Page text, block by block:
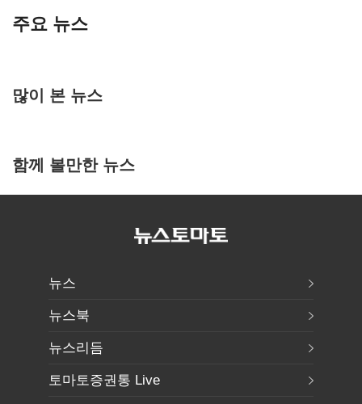
주요 뉴스
많이 본 뉴스
함께 볼만한 뉴스
뉴스
뉴스북
뉴스리듬
토마토증권통 Live